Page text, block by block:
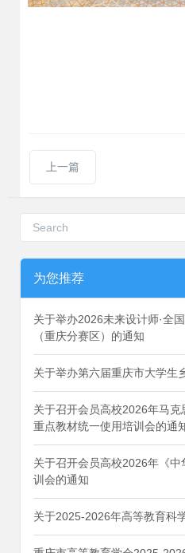
上一篇
为您推荐
关于举办2026未来设计师·全
（重庆分赛区）的通知
关于举办第六届重庆市大学生
关于召开会员高校2026年马
重点教材统一使用培训会的通
关于召开会员高校2026年《
训会的通知
关于2025-2026年高等教育科